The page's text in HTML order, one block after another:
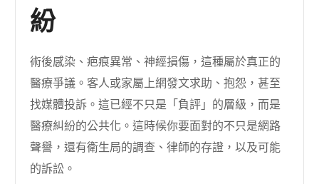
紛
術後感染、疤痕異常、神經損傷，這種屬於真正的
醫療爭議。客人或家屬上網發文求助、抱怨，甚至
找媒體投訴。這已經不只是「負評」的層級，而是
醫療糾紛的公共化。這時候你要面對的不只是網路
聲譽，還有衛生局的調查、律師的存證，以及可能
的訴訟。